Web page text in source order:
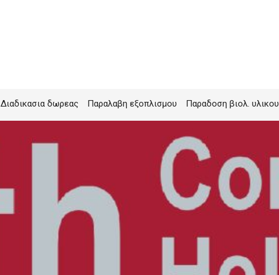
Διαδικασια δωρεας Παραλαβη εξοπλισμου Παραδοση βιολ. υλικου